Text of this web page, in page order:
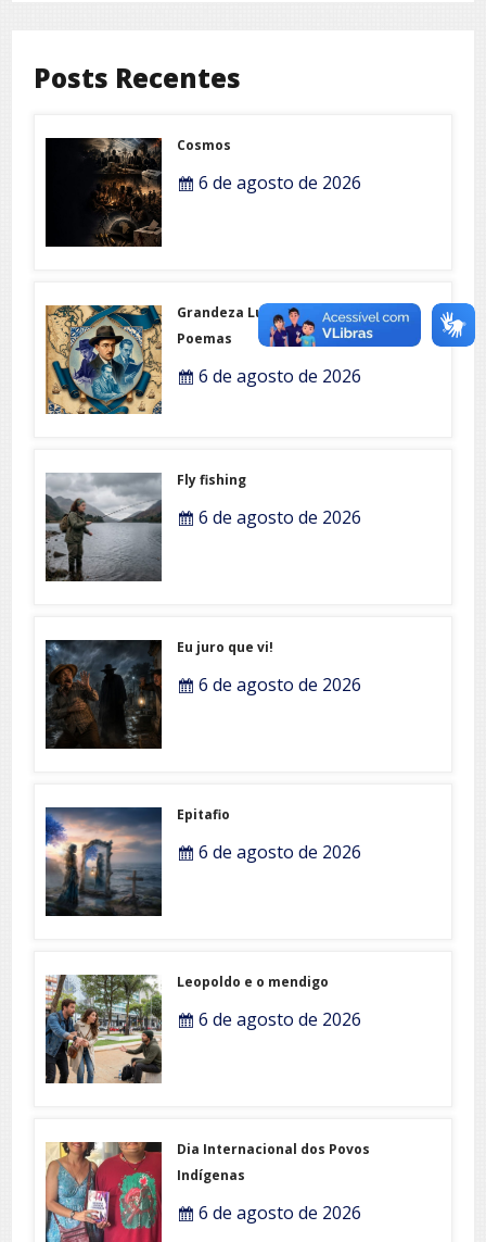
Posts Recentes
Cosmos
6 de agosto de 2026
Grandeza Lusófona e Expo-
Poemas
6 de agosto de 2026
Fly fishing
6 de agosto de 2026
Eu juro que vi!
6 de agosto de 2026
Epitafio
6 de agosto de 2026
Leopoldo e o mendigo
6 de agosto de 2026
Dia Internacional dos Povos
Indígenas
6 de agosto de 2026